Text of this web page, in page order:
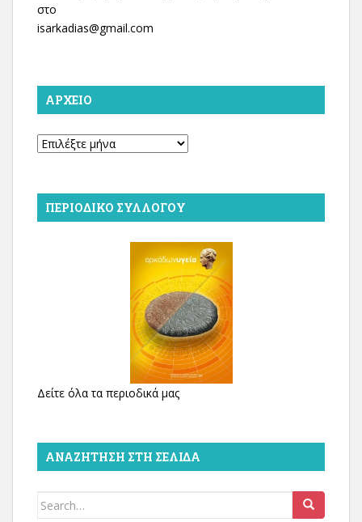
στο
isarkadias@gmail.com
ΑΡΧΕΊΟ
Αρχείο
ΠΕΡΙΟΔΙΚΌ ΣΥΛΛΌΓΟΥ
Δείτε όλα τα περιοδικά μας
ΑΝΑΖΉΤΗΣΗ ΣΤΗ ΣΕΛΊΔΑ
Search